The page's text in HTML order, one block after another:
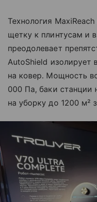
Технология
щетку к плинтусам и
преодолевает
AutoShield изолирует
на ковер. Мощность
000 Па, баки станции
на уборку до 1200 м²